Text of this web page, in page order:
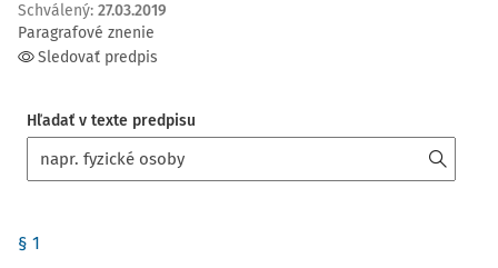
Schválený: 27.03.2019
Paragrafové znenie
Sledovať predpis
Hľadať v texte predpisu
§ 1